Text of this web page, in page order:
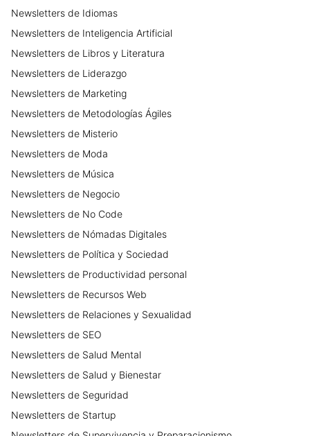
Newsletters de Idiomas
Newsletters de Inteligencia Artificial
Newsletters de Libros y Literatura
Newsletters de Liderazgo
Newsletters de Marketing
Newsletters de Metodologías Ágiles
Newsletters de Misterio
Newsletters de Moda
Newsletters de Música
Newsletters de Negocio
Newsletters de No Code
Newsletters de Nómadas Digitales
Newsletters de Política y Sociedad
Newsletters de Productividad personal
Newsletters de Recursos Web
Newsletters de Relaciones y Sexualidad
Newsletters de SEO
Newsletters de Salud Mental
Newsletters de Salud y Bienestar
Newsletters de Seguridad
Newsletters de Startup